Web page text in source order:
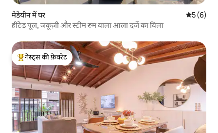
मेडेयीन में घर औसत रेटिंग
5 (6)
हीटेड पूल, जकूज़ी और स्टीम रूम वाला आला दर्जे का विला
गेस्ट्स का टॉप फ़ेवरेट
गेस्ट्स की फ़ेवरेट